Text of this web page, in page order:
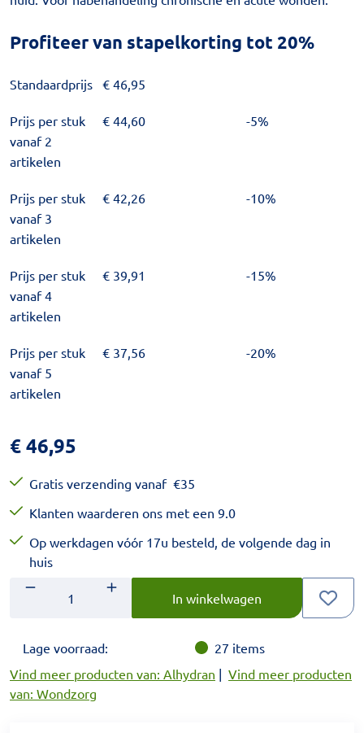
Profiteer van stapelkorting tot 20%
Standaardprijs € 46,95
Prijs per stuk
vanaf 2
artikelen
€ 44,60 -5%
Prijs per stuk
vanaf 3
artikelen
€ 42,26 -10%
Prijs per stuk
vanaf 4
artikelen
€ 39,91 -15%
Prijs per stuk
vanaf 5
artikelen
€ 37,56 -20%
€46,95
Gratis verzending vanaf €35
Klanten waarderen ons met een 9.0
Op werkdagen vóór 17u besteld, de volgende dag in
huis
Aantal
Voer het gewenste aantal in.
In winkelwagen
Lage voorraad: 27 items
Vind meer producten van: Alhydran | Vind meer producten
van: Wondzorg